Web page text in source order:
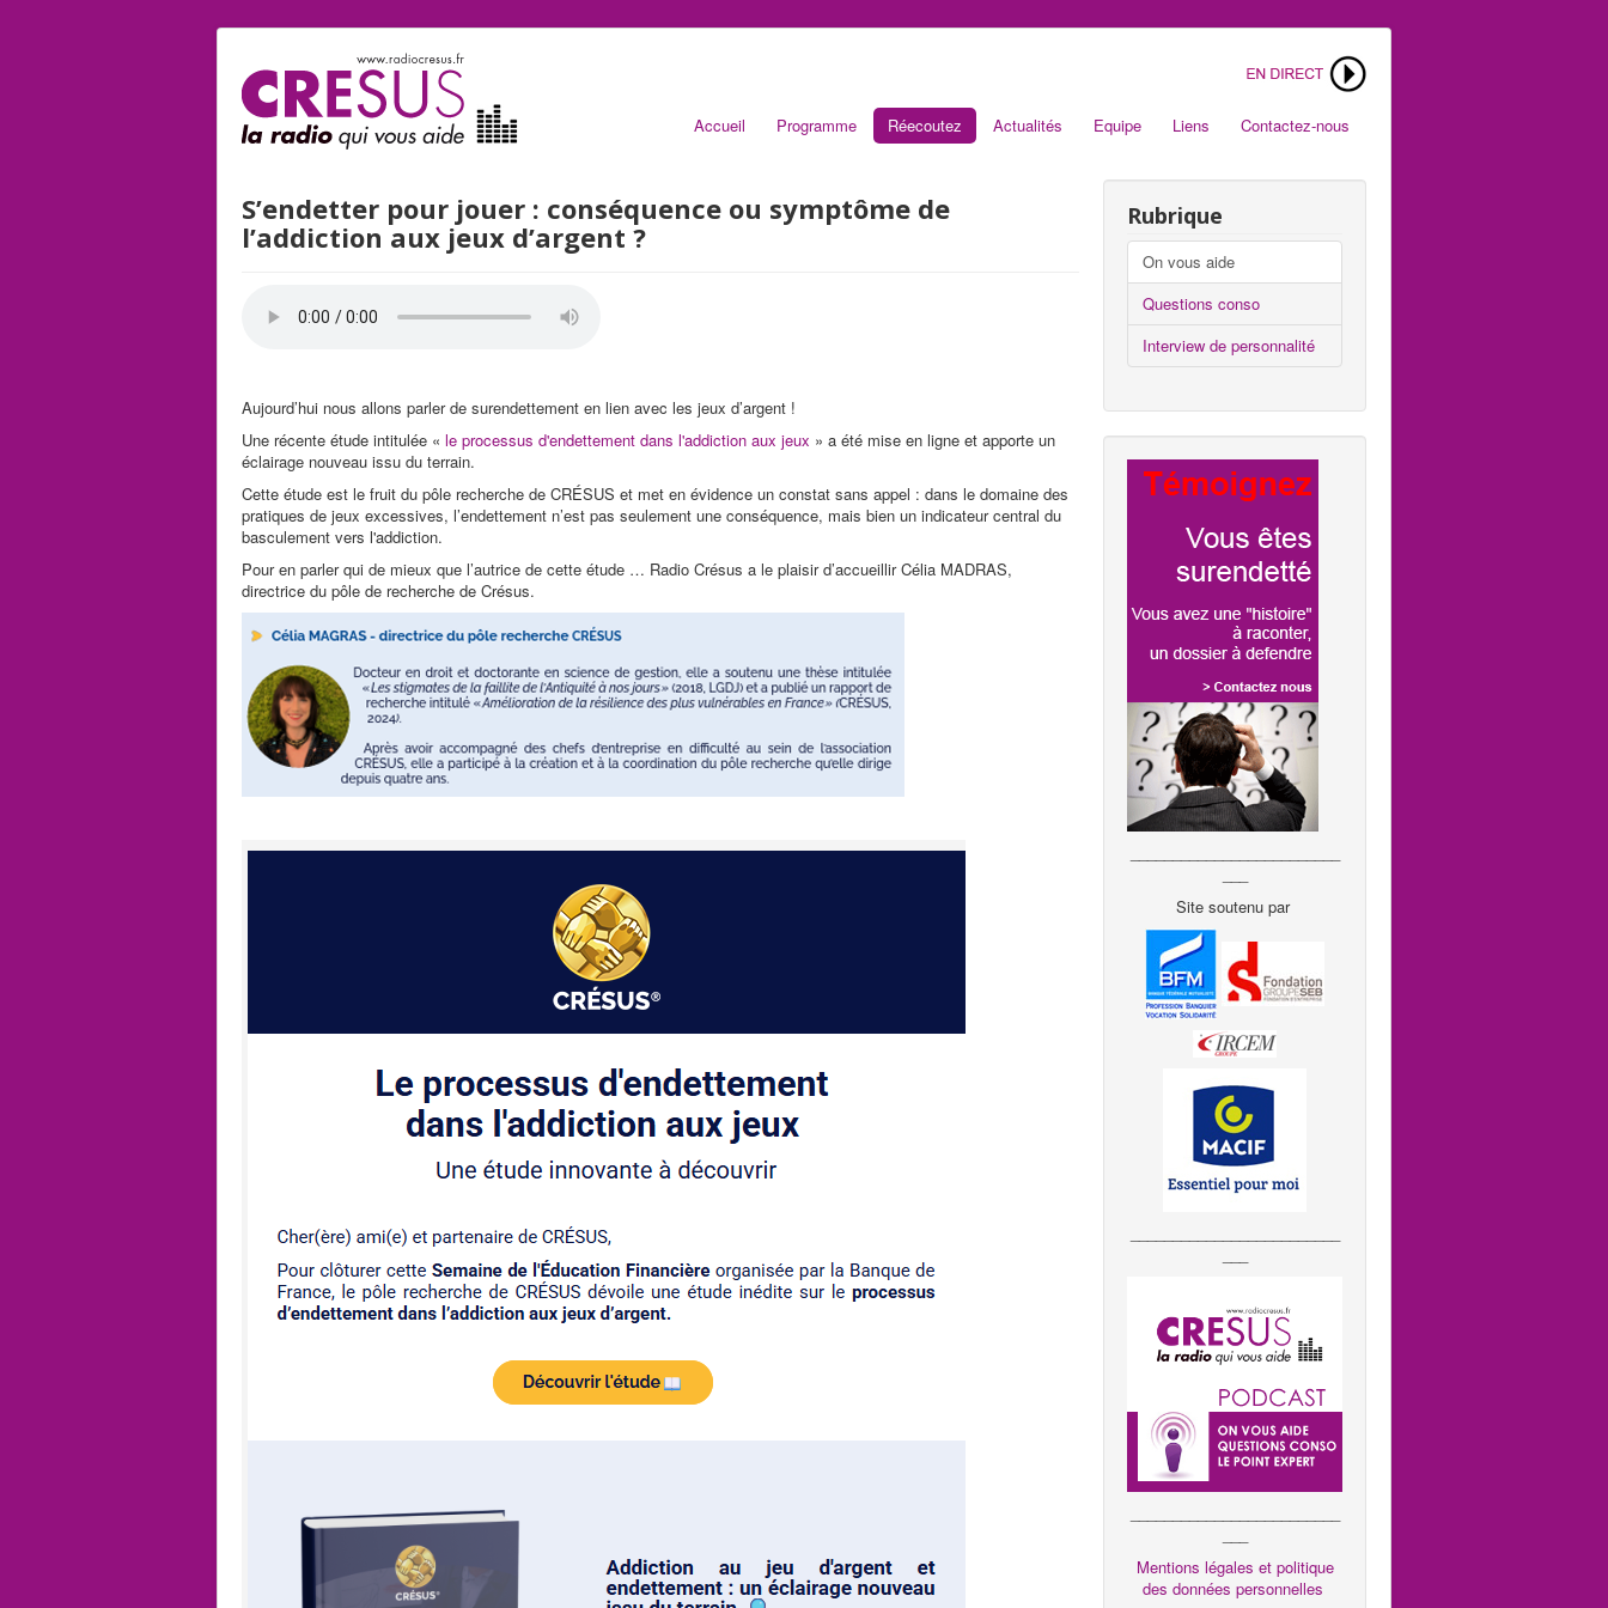
Accueil Programme Réecoutez Actualités Equipe Liens Contactez-nous
S’endetter pour jouer : conséquence ou symptôme de
l’addiction aux jeux d’argent ?
Aujourd’hui nous allons parler de surendettement en lien avec les jeux d’argent !
Une récente étude intitulée « le processus d'endettement dans l'addiction aux jeux » a été mise en ligne et apporte un
éclairage nouveau issu du terrain.
Cette étude est le fruit du pôle recherche de CRÉSUS et met en évidence un constat sans appel : dans le domaine des
pratiques de jeux excessives, l’endettement n’est pas seulement une conséquence, mais bien un indicateur central du
basculement vers l'addiction.
Pour en parler qui de mieux que l’autrice de cette étude … Radio Crésus a le plaisir d’accueillir Célia MADRAS,
directrice du pôle de recherche de Crésus.
Rubrique
On vous aide
Questions conso
Interview de personnalité
Site soutenu par
Mentions légales et politique
des données personnelles